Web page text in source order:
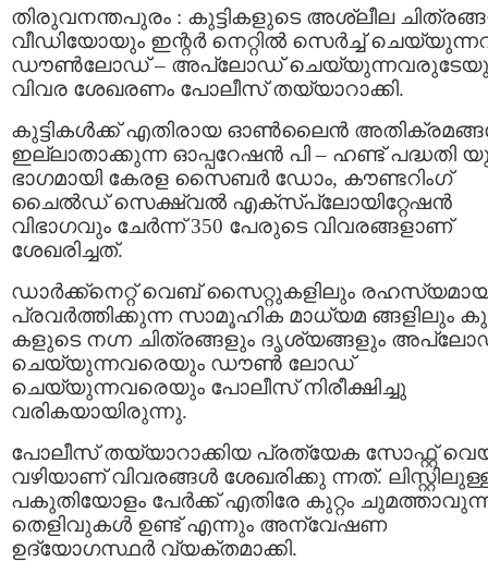
തിരുവനന്തപുരം : കുട്ടികളുടെ അശ്ലീല
വീഡിയോയും ഇന്റർ നെറ്റിൽ സെര്‍ച്ച്
ഡൗൺലോഡ് – അപ്‌ലോഡ്‌
വിവര ശേഖരണം പോലീസ് തയ്യാറാക്കി.
കുട്ടികൾക്ക് എതിരായ ഓൺലൈൻ
ഇല്ലാതാക്കുന്ന ഓപ്പറേഷൻ പി – ഹണ്ട് പദ്ധതി
ഭാഗമായി കേരള സൈബർ ഡോം, കൗണ്ടറിംഗ്
ചൈൽഡ് സെക്ഷ്വൽ എക്സ്പ്ലോയിറ്റേഷൻ
വിഭാഗവും ചേര്‍ന്ന് 350 പേരുടെ വിവരങ്ങളാണ്
ശേഖരിച്ചത്.
ഡാർക്ക്നെറ്റ് വെബ് സൈറ്റുകളിലും
പ്രവർത്തിക്കുന്ന സാമൂഹിക മാധ്യമ ങ്ങളിലും
കളുടെ നഗ്ന ചിത്രങ്ങളും ദൃശ്യങ്ങളും
ചെയ്യുന്നവരെയും ഡൗൺ ലോഡ്
ചെയ്യുന്നവരെയും പോലീസ് നിരീക്ഷിച്ചു
വരികയായിരുന്നു.
പോലീസ് തയ്യാറാക്കിയ പ്രത്യേക സോഫ്റ്റ്
വഴിയാണ് വിവരങ്ങൾ ശേഖരിക്കു ന്നത്.
പകുതിയോളം പേർക്ക് എതിരേ കുറ്റം
തെളിവുകള്‍ ഉണ്ട് എന്നും അന്വേഷണ
ഉദ്യോഗസ്ഥർ വ്യക്തമാക്കി.